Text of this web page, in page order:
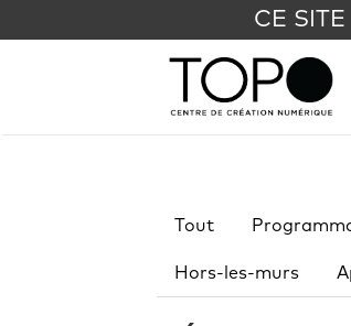
CE
Tout
Hors-les-murs